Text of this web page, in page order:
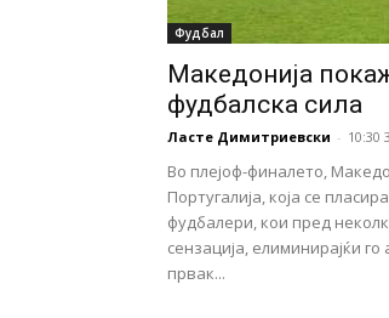
Фудбал
Македонија
фудбалска сила
Ласте Димитриевски - 10:30
Во плејоф-финалето,
Португалија, која се
фудбалери, кои пред
сензација, елиминирајќи
првак...